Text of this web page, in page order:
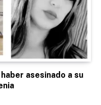
asesinado a su